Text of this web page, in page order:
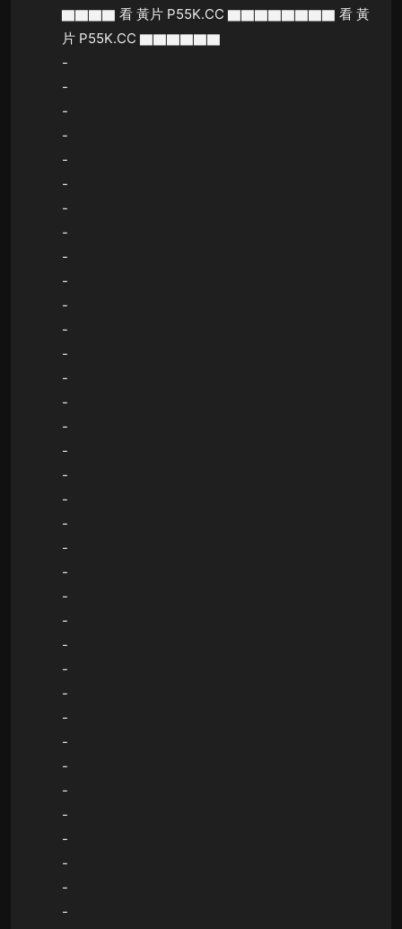
▇▇▇▇ 看 黃片 P55K.CC ▇▇▇▇▇▇▇▇ 看 黃
片 P55K.CC ▇▇▇▇▇▇
-
-
-
-
-
-
-
-
-
-
-
-
-
-
-
-
-
-
-
-
-
-
-
-
-
-
-
-
-
-
-
-
-
-
-
-